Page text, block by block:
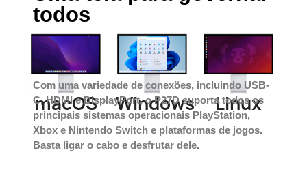
todos
macOS Windows Linux
Com uma variedade de conexões, incluindo USB-
C, HDMI e DisplayPort, o P27D suporta todos os
principais sistemas operacionais PlayStation,
Xbox e Nintendo Switch e plataformas de jogos.
Basta ligar o cabo e desfrutar dele.